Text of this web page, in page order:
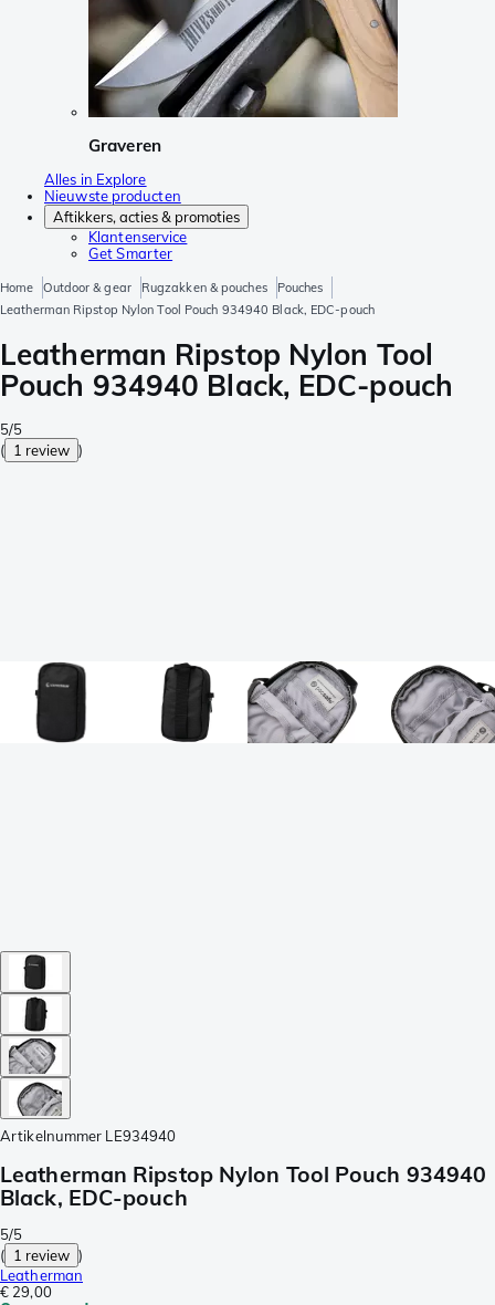
Graveren
Alles in Explore
Nieuwste producten
Aftikkers, acties & promoties
Klantenservice
Get Smarter
Home Outdoor & gear Rugzakken & pouches
Pouches
Leatherman Ripstop Nylon Tool Pouch 934940 Black, EDC-pouch
Leatherman Ripstop Nylon Tool
Pouch 934940 Black, EDC-pouch
5/5
( 1 review )
Artikelnummer LE934940
Leatherman Ripstop Nylon Tool Pouch 934940
Black, EDC-pouch
5/5
( 1 review )
Leatherman
€ 29,00